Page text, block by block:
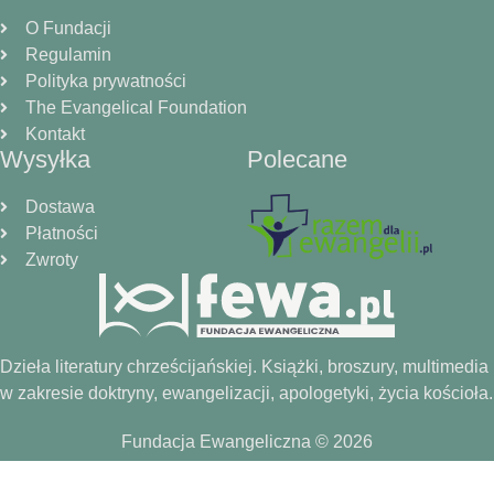
Tony Reinke
Victor Jack
O Fundacji
Regulamin
Polityka prywatności
The Evangelical Foundation
Kontakt
Wysyłka
Dostawa
Płatności
Zwroty
Polecane
Dzieła literatury chrześcijańskiej. Książki, broszury, multimedia
w zakresie doktryny, ewangelizacji, apologetyki, życia kościoła.
Fundacja Ewangeliczna © 2026